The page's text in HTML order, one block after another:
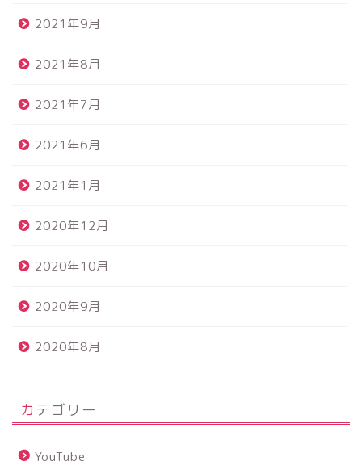
2021年9月
2021年8月
2021年7月
2021年6月
2021年1月
2020年12月
2020年10月
2020年9月
2020年8月
カテゴリー
YouTube